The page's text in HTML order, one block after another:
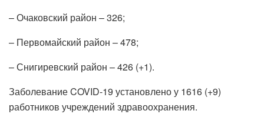
– Очаковский район – 326;
– Первомайский район – 478;
– Снигиревский район – 426 (+1).
Заболевание COVID-19 установлено у 1616 (+9)
работников учреждений здравоохранения.